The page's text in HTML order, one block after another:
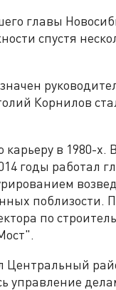
главы
спустя
Корнилов
в 1980-х. В
годы работал
поблизости.
по
управление